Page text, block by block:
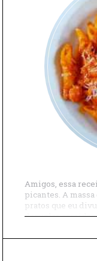
Amigos, essa
picantes. A
pratos que eu
daquelas
frio. Vocês têm
massa – embora